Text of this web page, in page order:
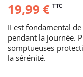
19,99 € TTC
II est fondamental
pendant la journée.
somptueuses
la sérénité.